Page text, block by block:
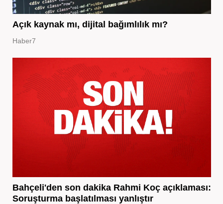
Açık kaynak mı, dijital bağımlılık mı?
Haber7
Bahçeli'den son dakika Rahmi Koç açıklaması:
Soruşturma başlatılması yanlıştır